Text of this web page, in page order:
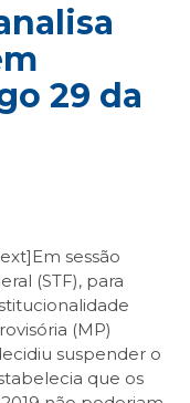
29 da
sessão
(STF), para
(MP)
suspender o
que os